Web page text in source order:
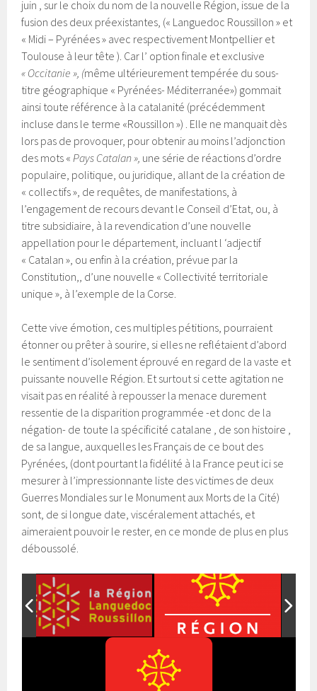
juin , sur le choix du nom de la nouvelle Région, issue de la
fusion des deux préexistantes, (« Languedoc Roussillon » et
« Midi – Pyrénées » avec respectivement Montpellier et
Toulouse à leur tête ). Car l’ option finale et exclusive
« Occitanie », (même ultérieurement tempérée du sous-
titre géographique « Pyrénées- Méditerranée») gommait
ainsi toute référence à la catalanité (précédemment
incluse dans le terme «Roussillon ») . Elle ne manquait dès
lors pas de provoquer, pour obtenir au moins l’adjonction
des mots «Pays Catalan », une série de réactions d’ordre
populaire, politique, ou juridique, allant de la création de
« collectifs », de requêtes, de manifestations, à
l’engagement de recours devant le Conseil d’Etat, ou, à
titre subsidiaire, à la revendication d’une nouvelle
appellation pour le département, incluant l ‘adjectif
« Catalan », ou enfin à la création, prévue par la
Constitution,, d’une nouvelle « Collectivité territoriale
unique », à l’exemple de la Corse.
Cette vive émotion, ces multiples pétitions, pourraient
étonner ou prêter à sourire, si elles ne reflétaient d’abord
le sentiment d’isolement éprouvé en regard de la vaste et
puissante nouvelle Région. Et surtout si cette agitation ne
visait pas en réalité à repousser la menace durement
ressentie de la disparition programmée -et donc de la
négation- de toute la spécificité catalane , de son histoire ,
de sa langue, auxquelles les Français de ce bout des
Pyrénées, (dont pourtant la fidélité à la France peut ici se
mesurer à l’impressionnante liste des victimes de deux
Guerres Mondiales sur le Monument aux Morts de la Cité)
sont, de si longue date, viscéralement attachés, et
aimeraient pouvoir le rester, en ce monde de plus en plus
déboussolé.